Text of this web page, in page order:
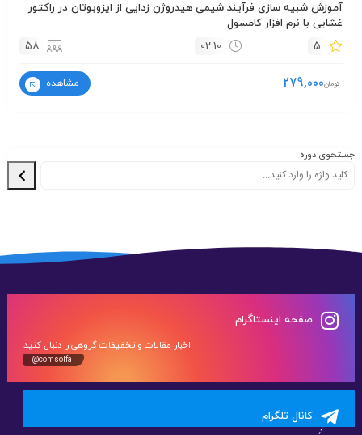
آموزش شبیه سازی فرآیند شیمی هیدروژن زدایی از ایزوبوتان در راکتور
غشایی با نرم افزار کامسول
5
02:10
58
تومان279,000 مشاهده
جستحوی دوره
صفحه اینستاگرام
اخبار مقالات و تخفیفات گروهی را دنبال کنید
@comsolfa
کانال تلگرام